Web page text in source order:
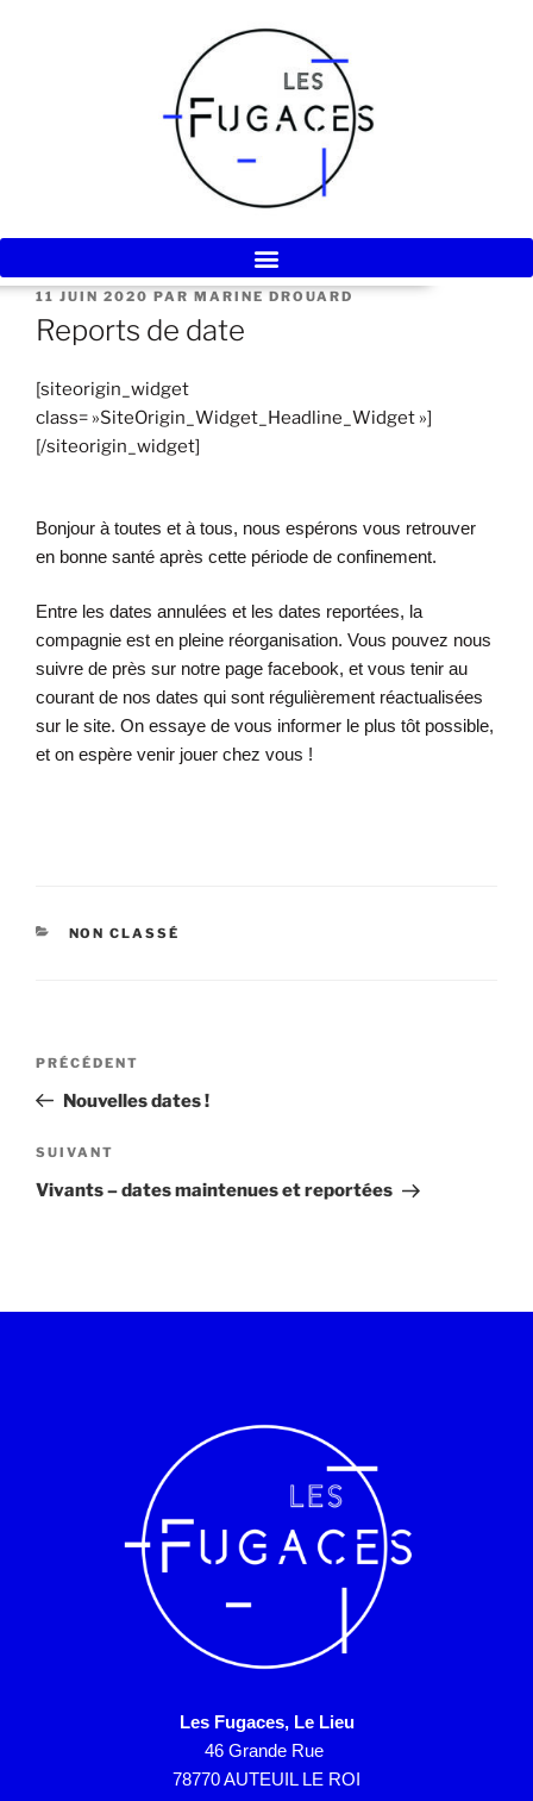
11 JUIN 2020 PAR MARINE DROUARD
Reports de date
[siteorigin_widget
class= »SiteOrigin_Widget_Headline_Widget »]
[/siteorigin_widget]
Bonjour à toutes et à tous, nous espérons vous retrouver
en bonne santé après cette période de confinement.
Entre les dates annulées et les dates reportées, la
compagnie est en pleine réorganisation. Vous pouvez nous
suivre de près sur notre page facebook, et vous tenir au
courant de nos dates qui sont régulièrement réactualisées
sur le site. On essaye de vous informer le plus tôt possible,
et on espère venir jouer chez vous !
NON CLASSÉ
PRÉCÉDENT
Nouvelles dates !
SUIVANT
Vivants – dates maintenues et reportées
Les Fugaces, Le Lieu
46 Grande Rue
78770 AUTEUIL LE ROI